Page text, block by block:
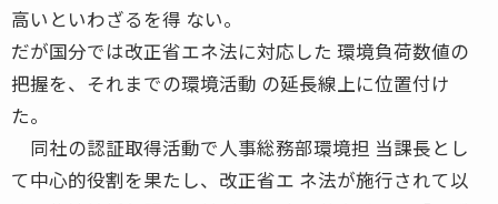
高いといわざるを得 ない。
だが国分では改正省エネ法に対応した 環境負荷数値の
把握を、それまでの環境活動 の延長線上に位置付け
た。
同社の認証取得活動で人事総務部環境担 当課長とし
て中心的役割を果たし、改正省エ ネ法が施行されて以